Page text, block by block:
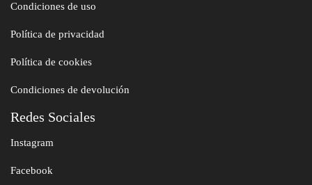
Condiciones de uso
Política de privacidad
Política de cookies
Condiciones de devolución
Redes Sociales
Instagram
Facebook